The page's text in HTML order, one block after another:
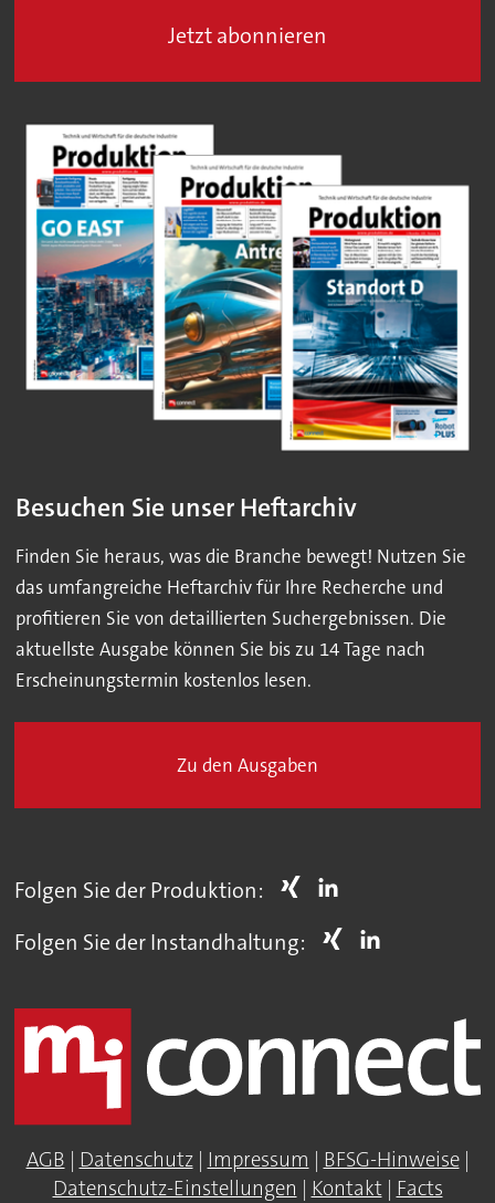
Jetzt abonnieren
Besuchen Sie unser Heftarchiv
Finden Sie heraus, was die Branche bewegt! Nutzen Sie
das umfangreiche Heftarchiv für Ihre Recherche und
profitieren Sie von detaillierten Suchergebnissen. Die
aktuellste Ausgabe können Sie bis zu 14 Tage nach
Erscheinungstermin kostenlos lesen.
Zu den Ausgaben
Folgen Sie der Produktion:
Folgen Sie der Instandhaltung:
AGB | Datenschutz| Impressum | BFSG-Hinweise|
Datenschutz-Einstellungen | Kontakt| Facts